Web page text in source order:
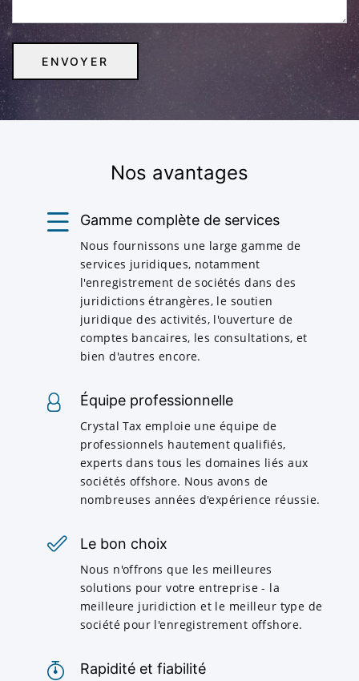
Nos avantages
Gamme complète de services
Nous fournissons une large gamme de
services juridiques, notamment
l'enregistrement de sociétés dans des
juridictions étrangères, le soutien
juridique des activités, l'ouverture de
comptes bancaires, les consultations, et
bien d'autres encore.
Équipe professionnelle
Crystal Tax emploie une équipe de
professionnels hautement qualifiés,
experts dans tous les domaines liés aux
sociétés offshore. Nous avons de
nombreuses années d'expérience réussie.
Le bon choix
Nous n'offrons que les meilleures
solutions pour votre entreprise - la
meilleure juridiction et le meilleur type de
société pour l'enregistrement offshore.
Rapidité et fiabilité